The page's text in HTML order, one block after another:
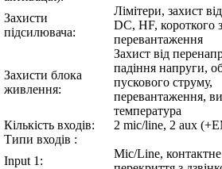
Захисти
підсилювача:
Лімітери, захист
DC, HF, короткого
перевантаження
Захисти блока
живлення:
Захист від
падіння напруги,
пускового струму,
перевантаження,
температура
Кількість входів:
2 mic/line, 2 aux
Типи входів :
Input 1:
Mic/Line, контактне